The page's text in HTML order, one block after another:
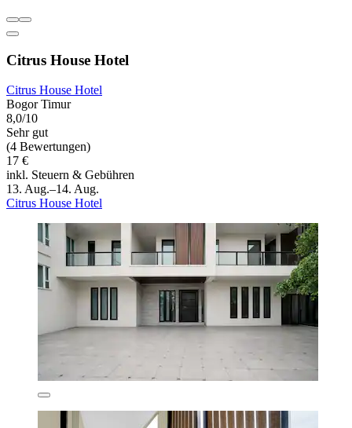
Citrus House Hotel
Citrus House Hotel
Bogor Timur
8,0/10
Sehr gut
(4 Bewertungen)
17 €
inkl. Steuern & Gebühren
13. Aug.–14. Aug.
Citrus House Hotel